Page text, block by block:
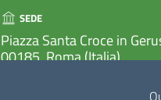
SEDE
Piazza Santa Croce in
00185, Roma (Italia)